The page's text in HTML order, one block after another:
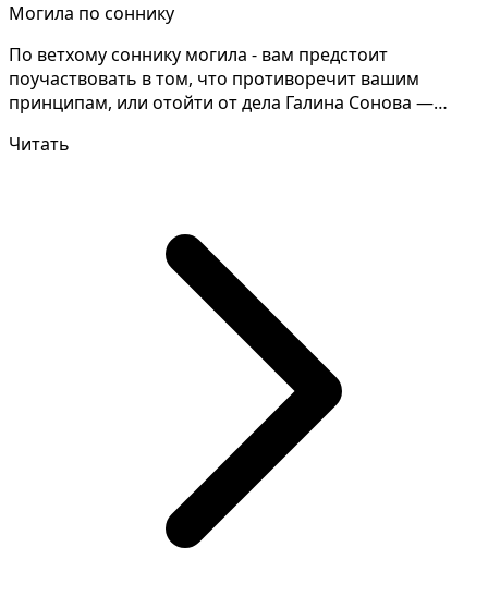
Могила по соннику
По ветхому соннику могила - вам предстоит
поучаствовать в том, что противоречит вашим
принципам, или отойти от дела Галина Сонова —
Читать